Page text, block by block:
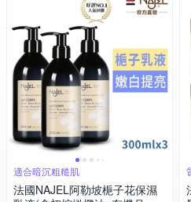
適合暗沉粗糙肌
法國NAJEL阿勒坡梔子花保濕